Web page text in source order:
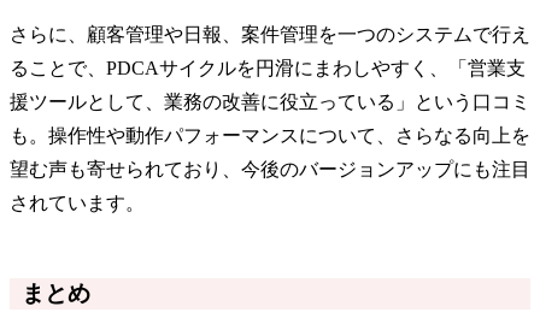
さらに、顧客管理や日報、案件管理を一つのシステムで行え
ることで、PDCAサイクルを円滑にまわしやすく、「営業支
援ツールとして、業務の改善に役立っている」という口コミ
も。操作性や動作パフォーマンスについて、さらなる向上を
望む声も寄せられており、今後のバージョンアップにも注目
されています。
まとめ